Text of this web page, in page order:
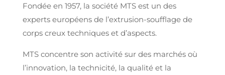
Fondée en 1957, la société MTS est un des
experts européens de l’extrusion-soufflage de
corps creux techniques et d’aspects.
MTS concentre son activité sur des marchés où
l’innovation, la technicité, la qualité et la